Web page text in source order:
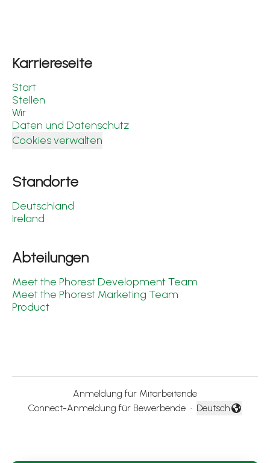
Karriereseite
Start
Stellen
Wir
Daten und Datenschutz
Cookies verwalten
Standorte
Deutschland
Ireland
Abteilungen
Meet the Phorest Development Team
Meet the Phorest Marketing Team
Product
Anmeldung für Mitarbeitende
Connect-Anmeldung für Bewerbende ·
Sprache ändern
Deutsch